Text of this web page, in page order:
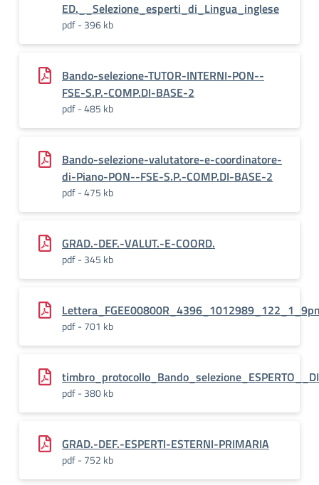
ED.__Selezione_esperti_di_Lingua_inglese
pdf - 396 kb
Bando-selezione-TUTOR-INTERNI-PON--
FSE-S.P.-COMP.DI-BASE-2
pdf - 485 kb
Bando-selezione-valutatore-e-coordinatore-
di-Piano-PON--FSE-S.P.-COMP.DI-BASE-2
pdf - 475 kb
GRAD.-DEF.-VALUT.-E-COORD.
pdf - 345 kb
pdf - 701 kb
pdf - 380 kb
GRAD.-DEF.-ESPERTI-ESTERNI-PRIMARIA
pdf - 752 kb